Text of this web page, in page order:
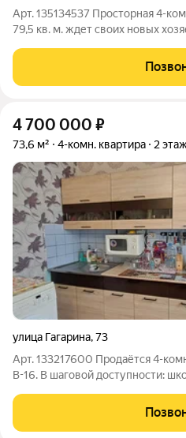
Арт. 135134537 Просторная 4-
79,5 кв. м. ждет своих новых
комфортно готовить даже в
является просторная лоджия,
4 700 000 ₽
73,6 м² 4-комн. квартира 2
улица Гагарина,73
Арт. 133217600 Продаётся 4-
В-16. В шаговой доступности:
выдачи, рынок, остановка
квартире требуется ремонт. Три